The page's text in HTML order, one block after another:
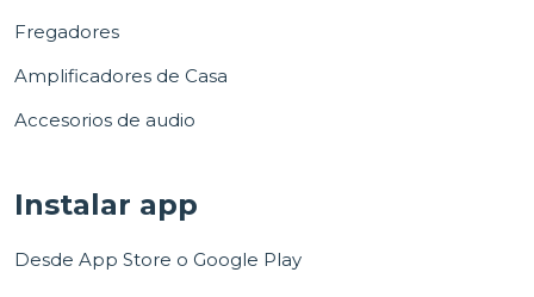
Fregadores
Amplificadores de Casa
Accesorios de audio
Instalar app
Desde App Store o Google Play